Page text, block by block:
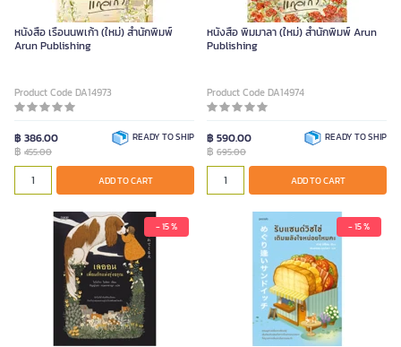
หนังสือ เรือนนพเก้า (ใหม่) สำนักพิมพ์
Arun Publishing
Product Code DA14973
฿ 386.00
฿ 455.00
READY TO SHIP
ADD TO CART
หนังสือ พิมมาลา (ใหม่) สำนักพิมพ์ Arun
Publishing
Product Code DA14974
฿ 590.00
฿ 695.00
READY TO SHIP
ADD TO CART
- 15 % - 15 %